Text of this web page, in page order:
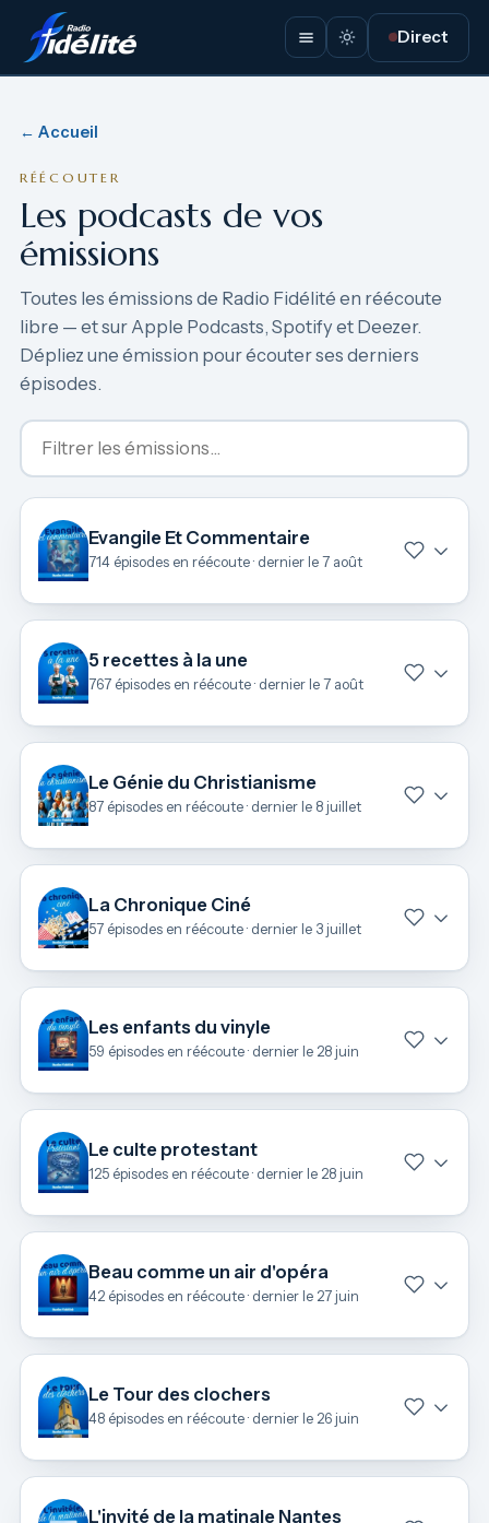
Direct
← Accueil
RÉÉCOUTER
Les podcasts de vos
émissions
Toutes les émissions de Radio Fidélité en réécoute
libre — et sur Apple Podcasts, Spotify et Deezer.
Dépliez une émission pour écouter ses derniers
épisodes.
Evangile Et Commentaire
714 épisodes en réécoute · dernier le 7 août
5 recettes à la une
767 épisodes en réécoute · dernier le 7 août
Le Génie du Christianisme
87 épisodes en réécoute · dernier le 8 juillet
La Chronique Ciné
57 épisodes en réécoute · dernier le 3 juillet
Les enfants du vinyle
59 épisodes en réécoute · dernier le 28 juin
Le culte protestant
125 épisodes en réécoute · dernier le 28 juin
Beau comme un air d'opéra
42 épisodes en réécoute · dernier le 27 juin
Le Tour des clochers
48 épisodes en réécoute · dernier le 26 juin
L'invité de la matinale Nantes